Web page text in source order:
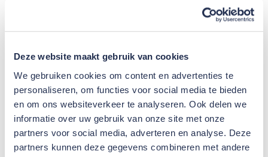
Deze website maakt gebruik van cookies
We gebruiken cookies om content en advertenties te
personaliseren, om functies voor social media te bieden
en om ons websiteverkeer te analyseren. Ook delen we
informatie over uw gebruik van onze site met onze
partners voor social media, adverteren en analyse. Deze
partners kunnen deze gegevens combineren met andere
Gedurende de periode dat je bij ons werkt, word je
jou goed zal begeleiden.
Nieuwsgierig naar de
mogelijkheden?
Neem contact op met de afdeling HRM en bekijk